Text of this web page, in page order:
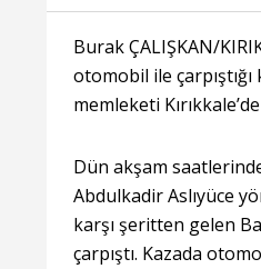
Burak ÇALIŞKAN/
otomobil ile
memleketi
Dün akşam
Abdulkadir Aslıyüce
karşı şeritten gelen
çarpıştı. Kazada